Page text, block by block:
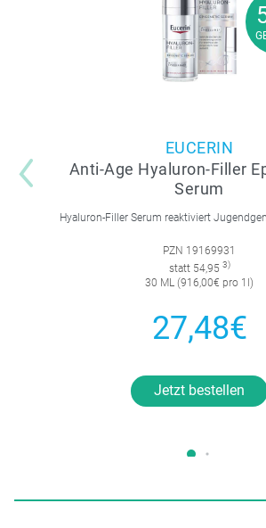
EUCERIN
Anti-Age Hyaluron-Filler
Serum
PZN 19169931
statt 54,95 3)
30 ML (916,00€ pro 1l)
27,48€
Jetzt bestellen